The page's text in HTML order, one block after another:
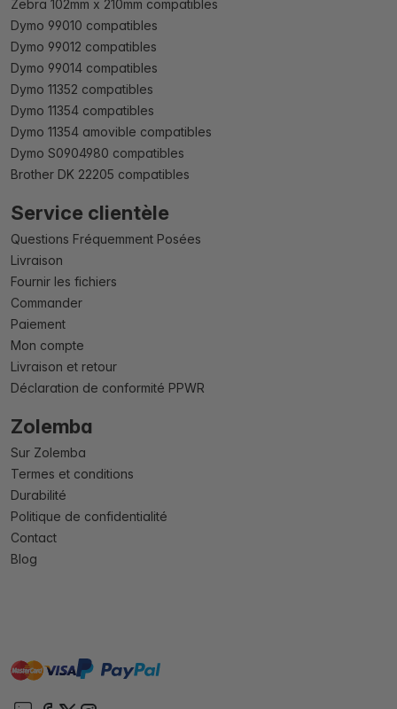
Zebra 102mm x 210mm compatibles
Dymo 99010 compatibles
Dymo 99012 compatibles
Dymo 99014 compatibles
Dymo 11352 compatibles
Dymo 11354 compatibles
Dymo 11354 amovible compatibles
Dymo S0904980 compatibles
Brother DK 22205 compatibles
Service clientèle
Questions Fréquemment Posées
Livraison
Fournir les fichiers
Commander
Paiement
Mon compte
Livraison et retour
Déclaration de conformité PPWR
Zolemba
Sur Zolemba
Termes et conditions
Durabilité
Politique de confidentialité
Contact
Blog
mastervisa paypal